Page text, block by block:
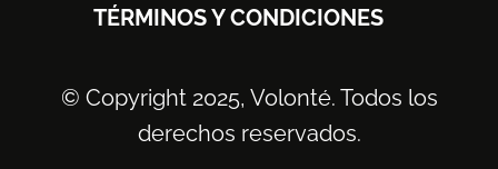
TÉRMINOS Y CONDICIONES
© Copyright 2025, Volonté. Todos los
derechos reservados.